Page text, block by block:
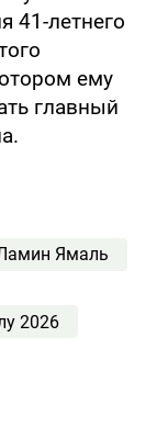
41-летнего
ему
главный
Ямаль
2026